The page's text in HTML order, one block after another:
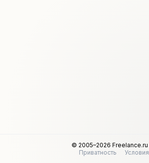
© 2005–2026 Freelance.ru
Приватность
Условия